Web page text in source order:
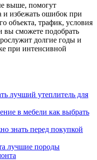
выше, помогут
и избежать ошибок при
объекта, трафик, условия
вы сможете подобрать
долгие годы и
при интенсивной
лучший утеплитель для
в мебели как выбрать
знать перед покупкой
лучшие породы